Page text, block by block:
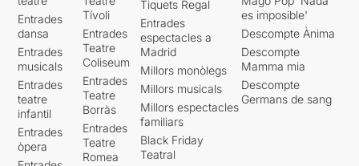
Entrades
dansa
Entrades
musicals
Entrades
teatre
infantil
Entrades
òpera
Tívoli
Entrades
Teatre
Coliseum
Entrades
Teatre
Borràs
Entrades
Teatre
Romea
Tiquets Regal
Entrades
espectacles a
Madrid
Millors monòlegs
Millors musicals
Millors espectacles
familiars
Black Friday
Teatral
es imposible'
Descompte Ànima
Descompte
Mamma mia
Descompte
Germans de sang